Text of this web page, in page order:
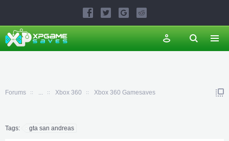
Forums ... Xbox 360 Xbox 360 Gamesaves
Tags: gta san andreas